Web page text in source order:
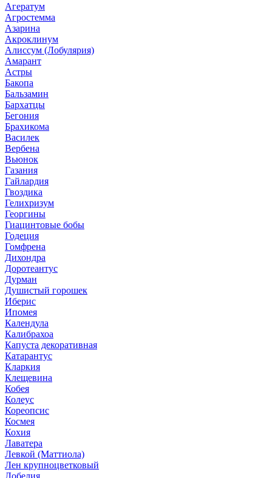
Агератум
Агростемма
Азарина
Акроклинум
Алиссум (Лобулярия)
Амарант
Астры
Бакопа
Бальзамин
Бархатцы
Бегония
Брахикома
Василек
Вербена
Вьюнок
Газания
Гайлардия
Гвоздика
Гелихризум
Георгины
Гиацинтовые бобы
Годеция
Гомфрена
Дихондра
Доротеантус
Дурман
Душистый горошек
Иберис
Ипомея
Календула
Калибрахоа
Капуста декоративная
Катарантус
Кларкия
Клещевина
Кобея
Колеус
Кореопсис
Космея
Кохия
Лаватера
Левкой (Маттиола)
Лен крупноцветковый
Лобелия